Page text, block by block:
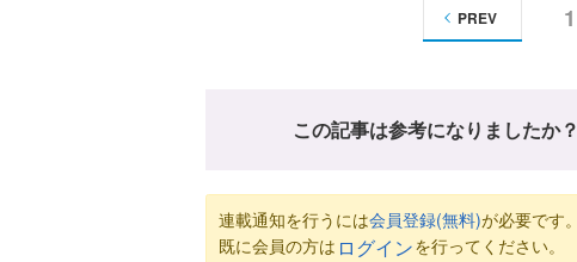
1
PREV
この記事は参考になりましたか？
連載通知を行うには会員登録(無料)が必要です。
既に会員の方は ログインを行ってください。